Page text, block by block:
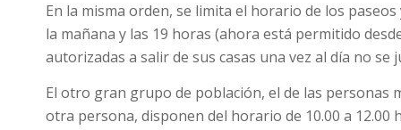
En la misma orden, se limita el horario de los
la mañana y las 19 horas (ahora está permitido
autorizadas a salir de sus casas una vez al día no
El otro gran grupo de población, el de las personas
otra persona, disponen del horario de 10.00 a 12.00